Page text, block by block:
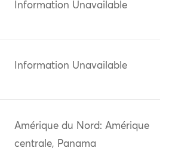
Information Unavailable
Information Unavailable
Amérique du Nord: Amérique
centrale, Panama